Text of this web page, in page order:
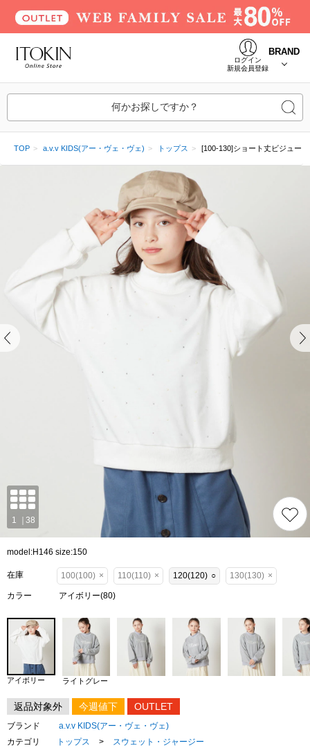
ログイン
新規会員登録
BRAND
何かお探しですか？
TOP a.v.v KIDS(アー・ヴェ・ヴェ) トップス [100-130]ショート丈ビジュー
model:H146 size:150
在庫 100(100) × 110(110) × 120(120) ○ 130(130) ×
カラー アイボリー(80)
アイボリー ライトグレー
返品対象外 今週値下 OUTLET
ブランド
a.v.v KIDS(アー・ヴェ・ヴェ)
カテゴリ
トップス >
スウェット・ジャージー